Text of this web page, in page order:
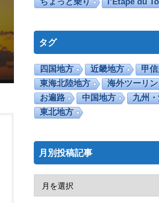
タグ
四国地方 近畿地方
甲
東海北陸地方
海外ツーリ
お遍路
中国地方
九州
東北地方
月別投稿記事